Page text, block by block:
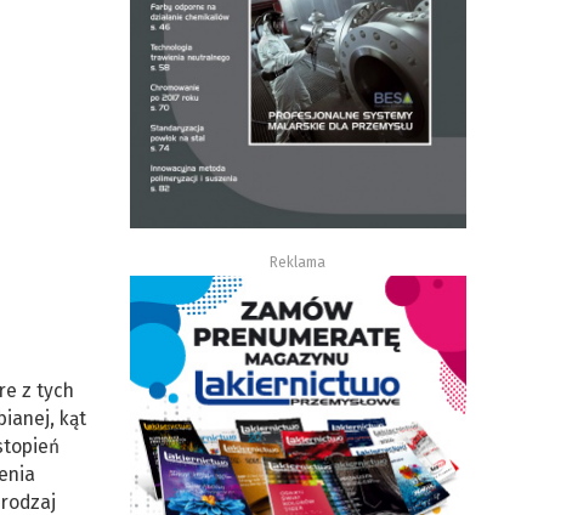
z tych
kąt
Reklama